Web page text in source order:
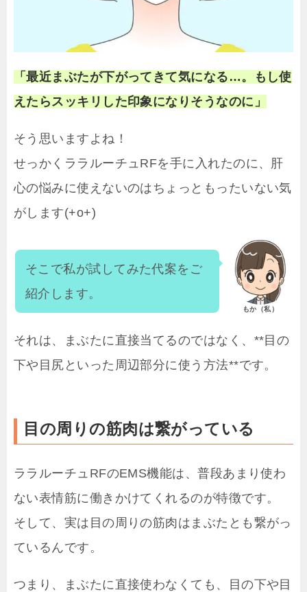
「最近まぶたが下がってきて気になる…。もし使
えたらスッキリした印象になりそうなのに」
そう思いますよね！
せっかくララルーチュRFを手に入れたのに、肝
心の悩みに使えないのはちょっともったいない気
がします(+o+)
そこで私が試してみた代案をご
紹介します。
もか（私）
それは、まぶたに直接当てるのではなく、**目の
下や目尻といった周辺部分に使う方法**です。
目の周りの筋肉は繋がっている
ララルーチュRFのEMS機能は、普段あまり使わ
ない表情筋に働きかけてくれるのが特徴です。
そして、実は目の周りの筋肉はまぶたとも繋がっ
ているんです。
つまり、まぶたに直接使わなくても、目の下や目